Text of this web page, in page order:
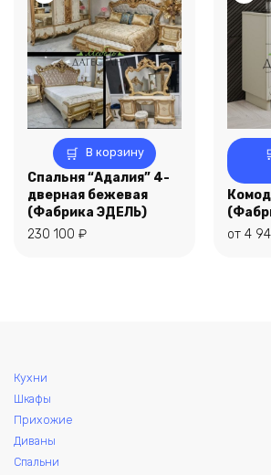
В корзину
Спальня “Адалия” 4-
дверная бежевая
(Фабрика ЭДЕЛЬ)
230 100 ₽
от 4
Кухни
Шкафы
Прихожие
Диваны
Спальни